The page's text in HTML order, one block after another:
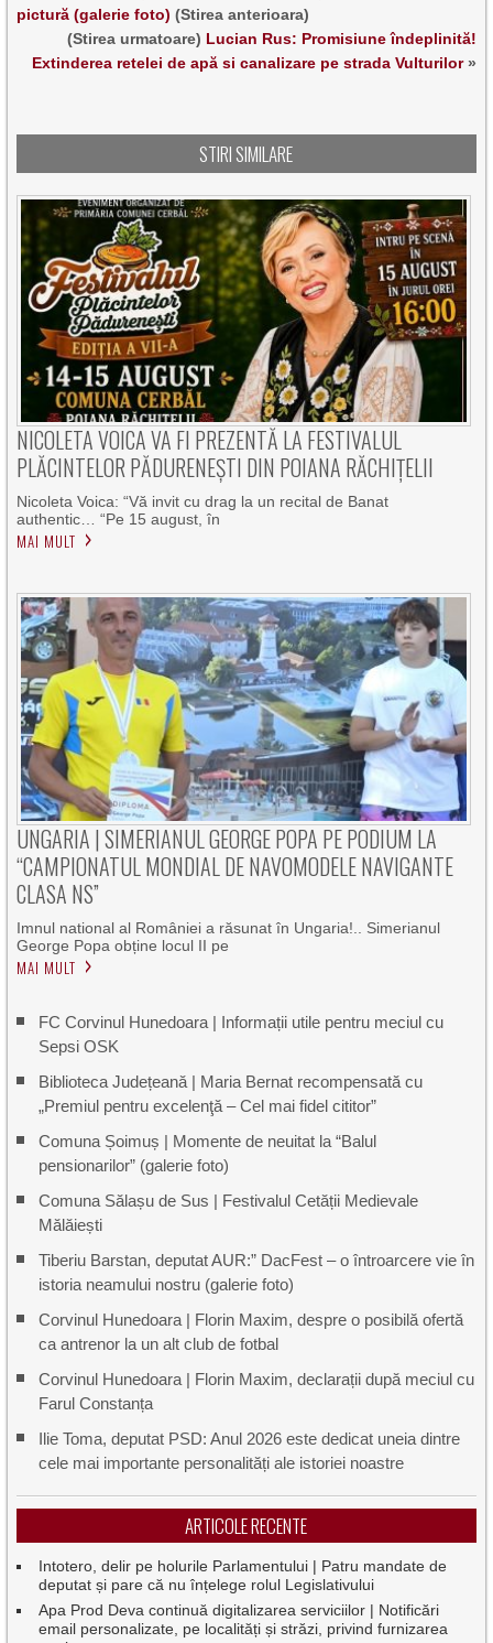
pictură (galerie foto) (Stirea anterioara)
(Stirea urmatoare) Lucian Rus: Promisiune îndeplinită!
Extinderea retelei de apă si canalizare pe strada Vulturilor»
STIRI SIMILARE
NICOLETA VOICA VA FI PREZENTĂ LA FESTIVALUL
PLĂCINTELOR PĂDURENEȘTI DIN POIANA RĂCHIȚELII
Nicoleta Voica: “Vă invit cu drag la un recital de Banat
authentic… “Pe 15 august, în
MAI MULT
UNGARIA | SIMERIANUL GEORGE POPA PE PODIUM LA
“CAMPIONATUL MONDIAL DE NAVOMODELE NAVIGANTE
CLASA NS”
Imnul national al României a răsunat în Ungaria!.. Simerianul
George Popa obține locul II pe
MAI MULT
FC Corvinul Hunedoara | Informații utile pentru meciul cu
Sepsi OSK
Biblioteca Județeană | Maria Bernat recompensată cu
„Premiul pentru excelenţă – Cel mai fidel cititor”
Comuna Șoimuș | Momente de neuitat la “Balul
pensionarilor” (galerie foto)
Comuna Sălașu de Sus | Festivalul Cetății Medievale
Mălăiești
Tiberiu Barstan, deputat AUR:” DacFest – o întroarcere vie în
istoria neamului nostru (galerie foto)
Corvinul Hunedoara | Florin Maxim, despre o posibilă ofertă
ca antrenor la un alt club de fotbal
Corvinul Hunedoara | Florin Maxim, declarații după meciul cu
Farul Constanța
Ilie Toma, deputat PSD: Anul 2026 este dedicat uneia dintre
cele mai importante personalități ale istoriei noastre
ARTICOLE RECENTE
Intotero, delir pe holurile Parlamentului | Patru mandate de
deputat și pare că nu înțelege rolul Legislativului
Apa Prod Deva continuă digitalizarea serviciilor | Notificări
email personalizate, pe localități și străzi, privind furnizarea